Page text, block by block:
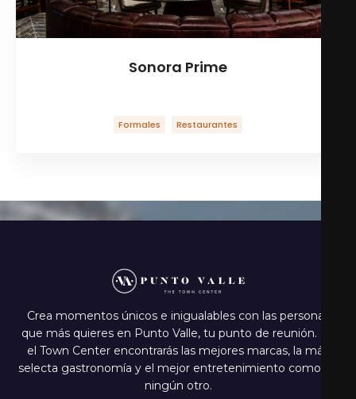
Sonora Prime
Formales Restaurantes
Crea momentos únicos e inigualables con las personas
que más quieres en Punto Valle, tu punto de reunión. En
el Town Center encontrarás las mejores marcas, la más
selecta gastronomía y el mejor entretenimiento como en
ningún otro.